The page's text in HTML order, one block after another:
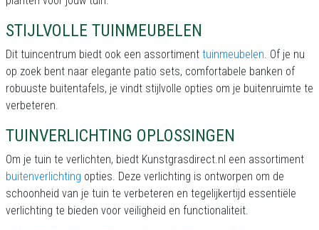
STIJLVOLLE TUINMEUBELEN
Dit tuincentrum biedt ook een assortiment tuinmeubelen. Of je nu
op zoek bent naar elegante patio sets, comfortabele banken of
robuuste buitentafels, je vindt stijlvolle opties om je buitenruimte te
verbeteren.
TUINVERLICHTING OPLOSSINGEN
Om je tuin te verlichten, biedt Kunstgrasdirect.nl een assortiment
buitenverlichting opties. Deze verlichting is ontworpen om de
schoonheid van je tuin te verbeteren en tegelijkertijd essentiële
verlichting te bieden voor veiligheid en functionaliteit.